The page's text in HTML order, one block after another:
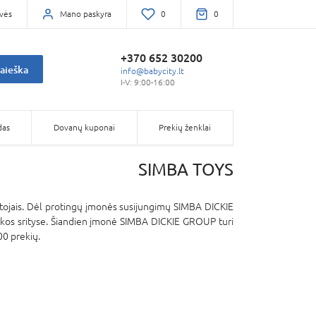
Mano paskyra 0 0
+370 652 30200
info@babycity.lt
I-V: 9:00-16:00
Dovanų kuponai Prekių ženklai
SIMBA TOYS
Dėl protingų įmonės susijungimų SIMBA DICKIE
srityse. Šiandien įmonė SIMBA DICKIE GROUP turi
prekių.